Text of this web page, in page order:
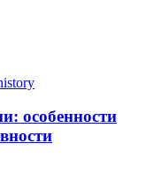
особенности